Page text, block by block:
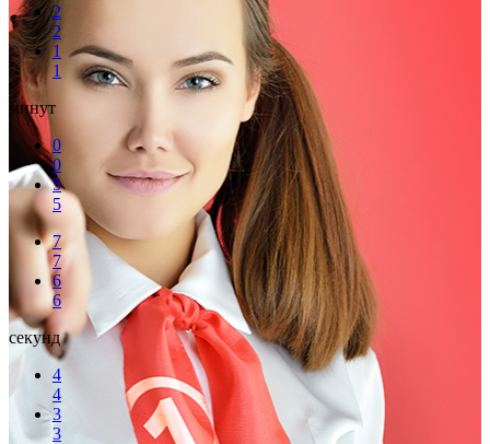
2
2
1
1
минут
0
0
5
5
7
7
6
6
секунд
4
4
3
3